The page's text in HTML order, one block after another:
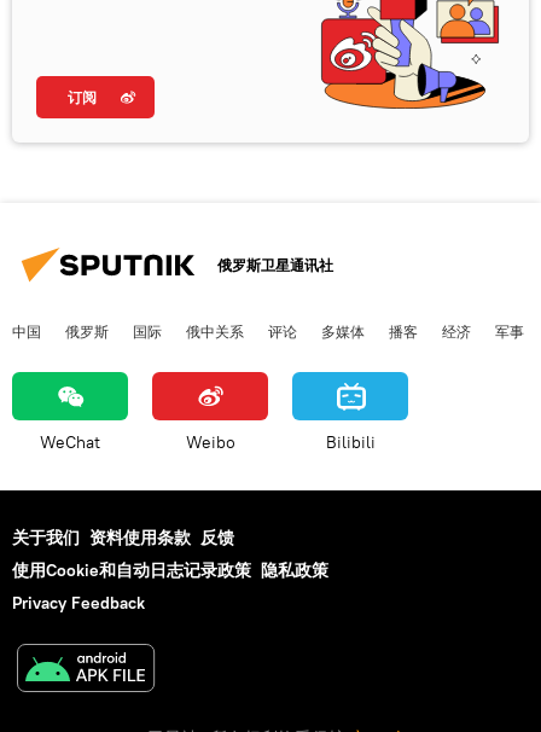
订阅
俄罗斯卫星通讯社
中国 俄罗斯 国际 俄中关系 评论 多媒体 播客 经济 军事
WeChat Weibo Bilibili
关于我们 资料使用条款 反馈
使用Cookie和自动日志记录政策 隐私政策
Privacy Feedback